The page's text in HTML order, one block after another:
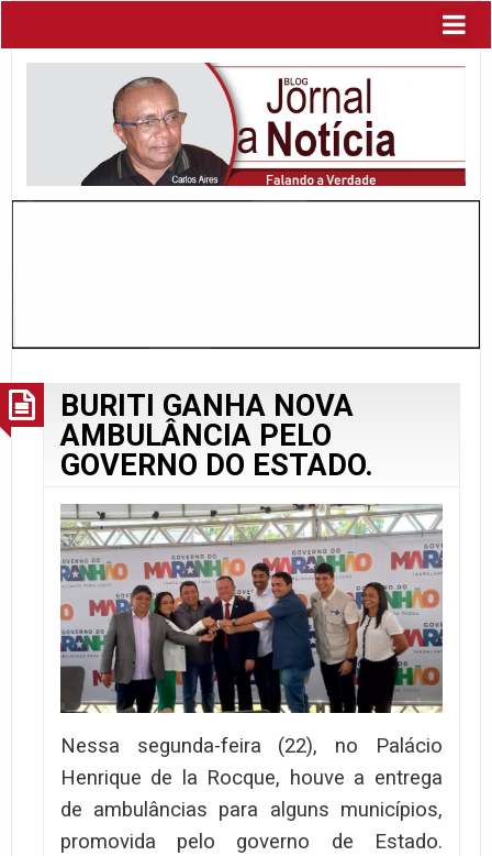
BURITI GANHA NOVA
AMBULÂNCIA PELO
GOVERNO DO ESTADO.
Nessa segunda-feira (22), no Palácio
Henrique de la Rocque, houve a entrega
de ambulâncias para alguns municípios,
promovida pelo governo de Estado.